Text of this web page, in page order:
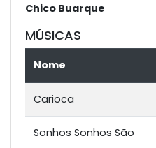
Chico Buarque
MÚSICAS
Nome
Carioca
Sonhos Sonhos São